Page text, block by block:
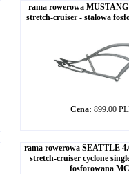
rama rowerowa
stretch-cruiser - stalowa
Cena: 899.00
rama rowerowa SEATTLE
stretch-cruiser cyclone
fosforowana